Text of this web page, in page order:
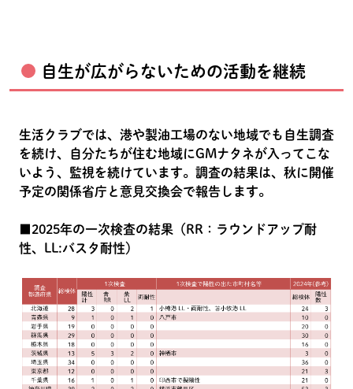
自生が広がらないための活動を継続
生活クラブでは、港や製油工場のない地域でも自生調査
を続け、自分たちが住む地域にGMナタネが入ってこな
いよう、監視を続けています。調査の結果は、秋に開催
予定の関係省庁と意見交換会で報告します。
■2025年の一次検査の結果（RR：ラウンドアップ耐
性、LL:バスタ耐性）